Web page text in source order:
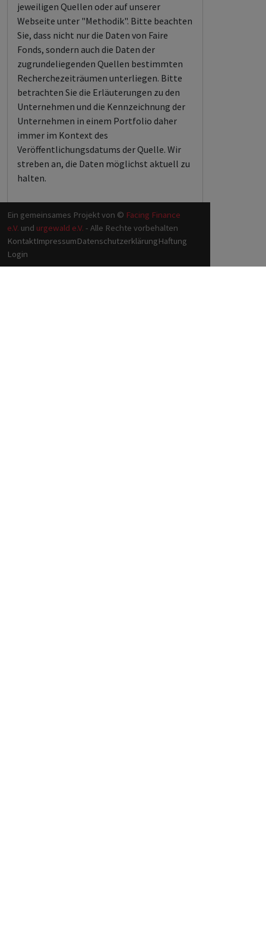
jeweiligen Quellen oder auf unserer
Webseite unter "Methodik". Bitte beachten
Sie, dass nicht nur die Daten von Faire
Fonds, sondern auch die Daten der
zugrundeliegenden Quellen bestimmten
Recherchezeiträumen unterliegen. Bitte
betrachten Sie die Erläuterungen zu den
Unternehmen und die Kennzeichnung der
Unternehmen in einem Portfolio daher
immer im Kontext des
Veröffentlichungsdatums der Quelle. Wir
streben an, die Daten möglichst aktuell zu
halten.
Ein gemeinsames Projekt von © Facing Finance
e.V. und urgewald e.V. - Alle Rechte vorbehalten
KontaktImpressumDatenschutzerklärungHaftung
Login